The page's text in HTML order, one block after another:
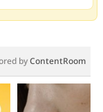
byContentRoom